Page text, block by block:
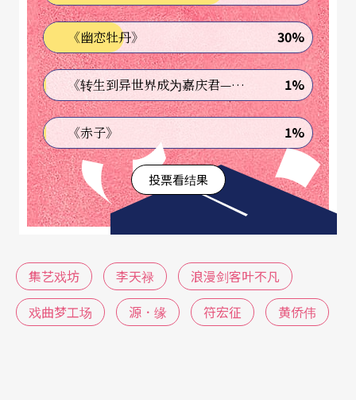
《幽恋牡丹》 30%
《转生到异世界成为嘉庆君—发现我的祖先是诈骗集团!?》 1%
《赤子》 1%
投票看结果
集艺戏坊 李天禄
浪漫剑客叶不凡
戏曲梦工场
源．缘 符宏征 黄侨伟